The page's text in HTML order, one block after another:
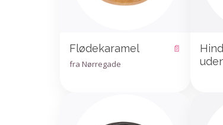
Flødekaramel 📄
fra Nørregade